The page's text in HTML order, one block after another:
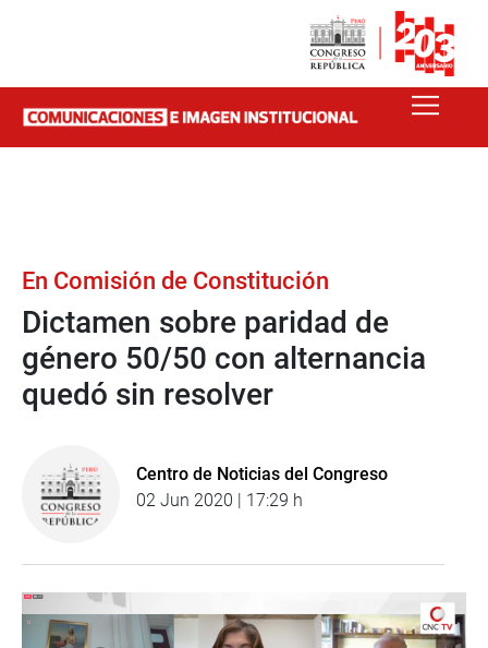
En Comisión de Constitución
Dictamen sobre paridad de
género 50/50 con alternancia
quedó sin resolver
Centro de Noticias del Congreso
02 Jun 2020 | 17:29 h